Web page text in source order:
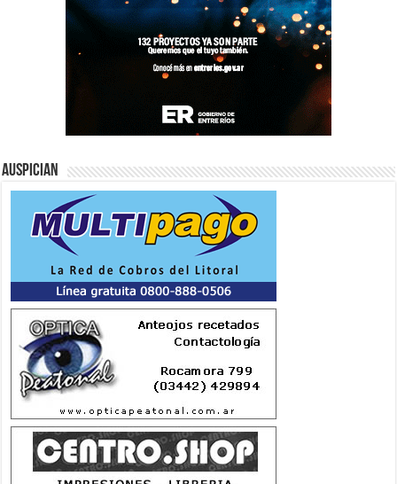
Auspician